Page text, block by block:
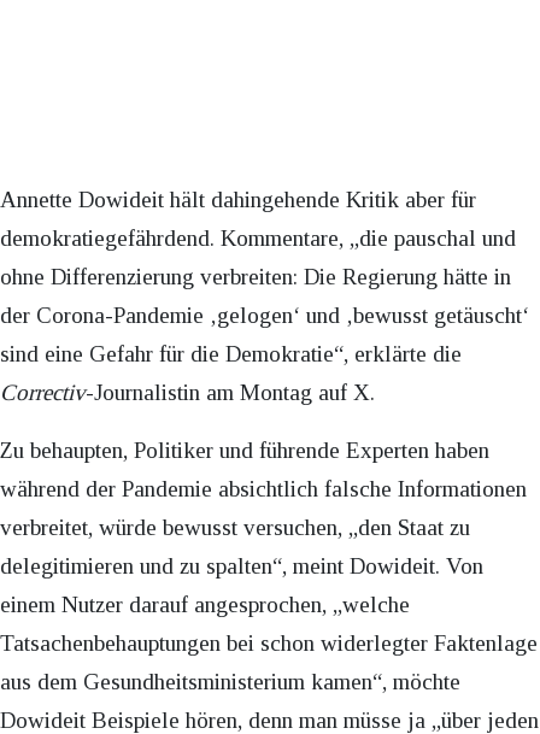
Annette Dowideit hält dahingehende Kritik aber für
demokratiegefährdend. Kommentare, „die pauschal und
ohne Differenzierung verbreiten: Die Regierung hätte in
der Corona-Pandemie ‚gelogen‘ und ‚bewusst getäuscht‘
sind eine Gefahr für die Demokratie“, erklärte die
Correctiv-Journalistin am Montag auf X.
Zu behaupten, Politiker und führende Experten haben
während der Pandemie absichtlich falsche Informationen
verbreitet, würde bewusst versuchen, „den Staat zu
delegitimieren und zu spalten“, meint Dowideit. Von
einem Nutzer darauf angesprochen, „welche
Tatsachenbehauptungen bei schon widerlegter Faktenlage
aus dem Gesundheitsministerium kamen“, möchte
Dowideit Beispiele hören, denn man müsse ja „über jeden